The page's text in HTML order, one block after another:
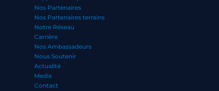
Nos Partenaires
Nos Partenaires terrains
Notre Réseau
Carrière
Nos Ambassadeurs
Nous Soutenir
Actualité
Media
Contact